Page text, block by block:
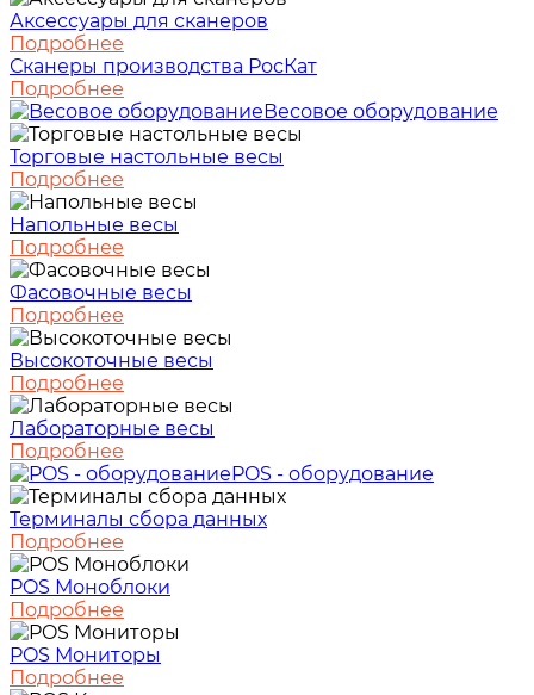
Аксессуары для сканеров
Подробнее
Сканеры производства РосКат
Подробнее
Весовое оборудование
Торговые настольные весы
Подробнее
Напольные весы
Подробнее
Фасовочные весы
Подробнее
Высокоточные весы
Подробнее
Лабораторные весы
Подробнее
POS - оборудование
Терминалы сбора данных
Подробнее
POS Моноблоки
Подробнее
POS Мониторы
Подробнее